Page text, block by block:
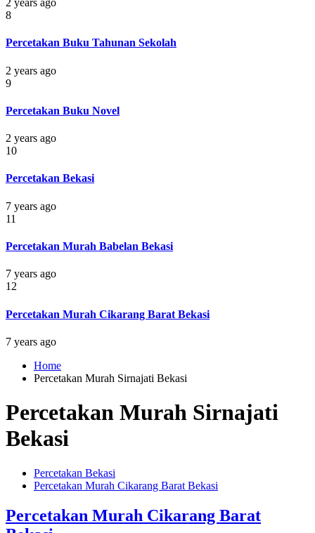
2 years ago
8
Percetakan Buku Tahunan Sekolah
2 years ago
9
Percetakan Buku Novel
2 years ago
10
Percetakan Bekasi
7 years ago
11
Percetakan Murah Babelan Bekasi
7 years ago
12
Percetakan Murah Cikarang Barat Bekasi
7 years ago
Home
Percetakan Murah Sirnajati Bekasi
Percetakan Murah Sirnajati
Bekasi
Percetakan Bekasi
Percetakan Murah Cikarang Barat Bekasi
Percetakan Murah Cikarang Barat